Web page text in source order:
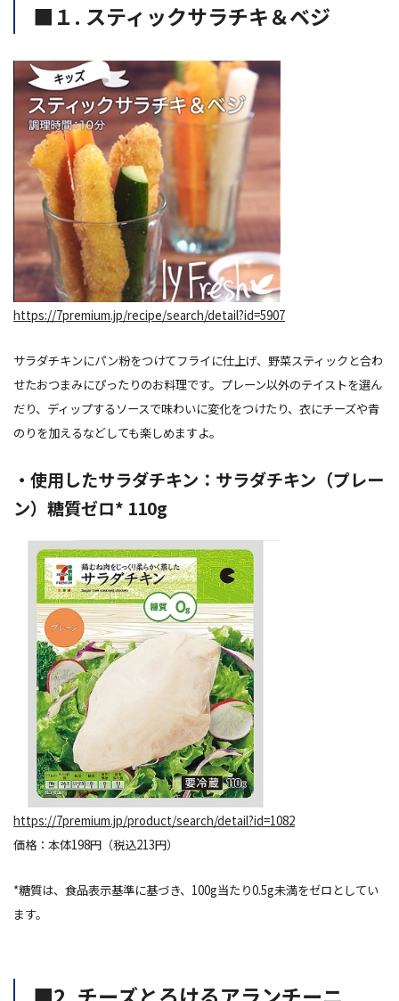
■１. スティックサラチキ＆ベジ
https://7premium.jp/recipe/search/detail?id=5907
サラダチキンにパン粉をつけてフライに仕上げ、野菜スティックと合わ
せたおつまみにぴったりのお料理です。プレーン以外のテイストを選ん
だり、ディップするソースで味わいに変化をつけたり、衣にチーズや青
のりを加えるなどしても楽しめますよ。
・使用したサラダチキン：サラダチキン（プレー
ン）糖質ゼロ* 110g
https://7premium.jp/product/search/detail?id=1082
価格：本体198円（税込213円）
*糖質は、食品表示基準に基づき、100g当たり0.5g未満をゼロとしてい
ます。